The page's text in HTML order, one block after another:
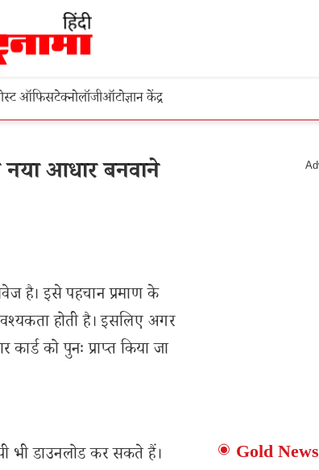
ऑफिसटेक्नोलॉजीऑटोज्ञान केंद्र
आधार बनवाने
है। इसे पहचान प्रमाण के
होती है। इसलिए अगर
को पुनः प्राप्त किया जा
भी डाउनलोड कर सकते हैं।
Gold News